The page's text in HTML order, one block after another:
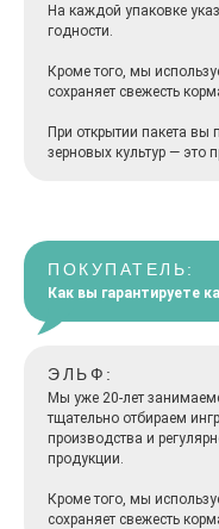
На каждой упаковке
годности.
Кроме того, мы
сохраняет свежесть
При открытии пакета вы
зерновых культур — это
ПОКУПАТЕЛЬ:
Как вы гарантируете
ЭЛЬФ:
Мы уже 20-лет
тщательно отбираем
производства и
продукции.
Кроме того, мы
сохраняет свежесть